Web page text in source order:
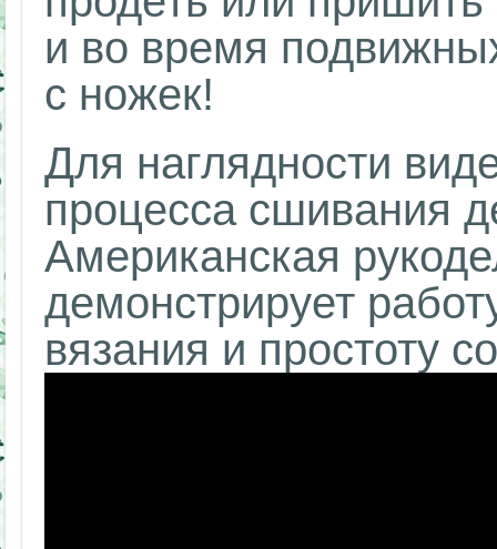
и во время
с ножек!
Для наглядности
процесса сшивания
Американская
демонстрирует
вязания и простоту